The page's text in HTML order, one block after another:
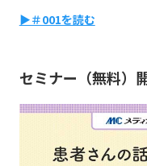
▶＃001を読む
セミナー（無料）